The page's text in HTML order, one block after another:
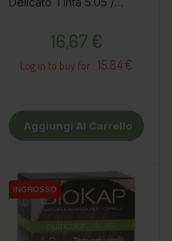
16,67 €
Log in to buy for : 15.84 €
Aggiungi Al Carrello
INGROSSO
INGROSSO
INGROSSO